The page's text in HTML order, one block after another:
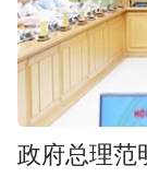
政府总理范